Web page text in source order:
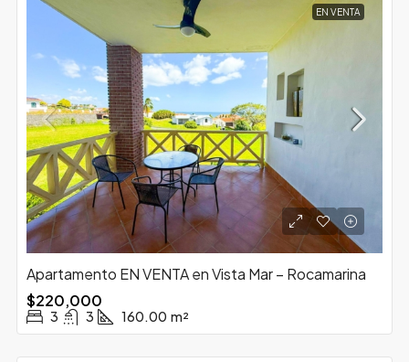
EN VENTA
Apartamento EN VENTA en Vista Mar – Rocamarina
$220,000
3 3 160.00 m²